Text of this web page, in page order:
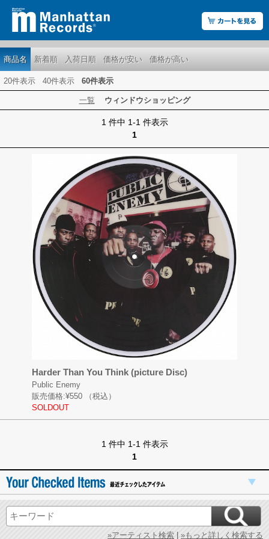
商品名 新着順 入荷日順 価格が安い 価格が高い
20件表示 40件表示 60件表示
一覧 ウィンドウショッピング
1 件中 1-1 件表示
1
Harder Than You Think (picture Disc)
Public Enemy
販売価格:¥550
（税込）
SOLDOUT
1 件中 1-1 件表示
1
»アーティスト検索 | »もっと詳しく検索する